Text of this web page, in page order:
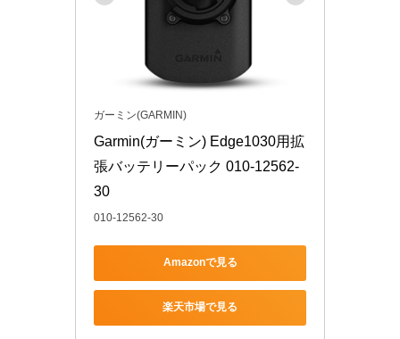
ガーミン(GARMIN)
Garmin(ガーミン) Edge1030用拡
張バッテリーパック 010-12562-
30
010-12562-30
Amazonで見る
楽天市場で見る